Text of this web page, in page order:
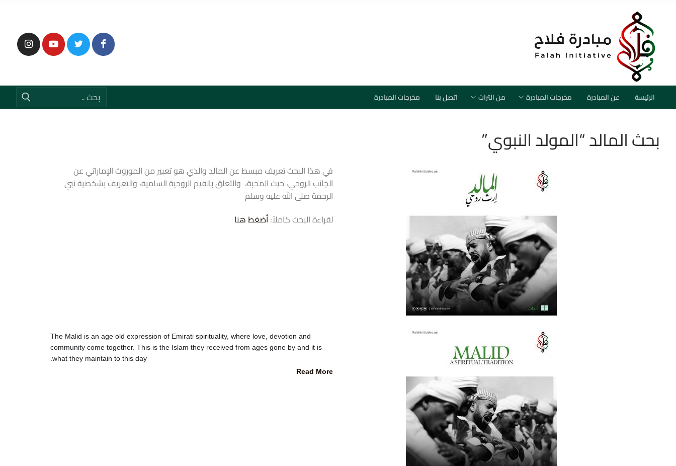
الرئيسة عن المبادرة مخرجات المبادرة من التراث اتصل بنا مخرجات المبادرة
بحث المالد “المولد النبوي”
في هذا البحث تعريف مبسط عن المالد والذي هو تعبير من الموروث الإماراتي عن
الجانب الروحي، حيث المحبة، والتعلق بالقيم الروحية السامية، والتعريف بشخصية نبي
الرحمة صلى الله عليه وسلم
لقراءة البحث كاملاً:أضغط هنا
The Malid is an age old expression of Emirati spirituality, where love, devotion and
community come together. This is the Islam they received from ages gone by and it is
what they maintain to this day.
Read More